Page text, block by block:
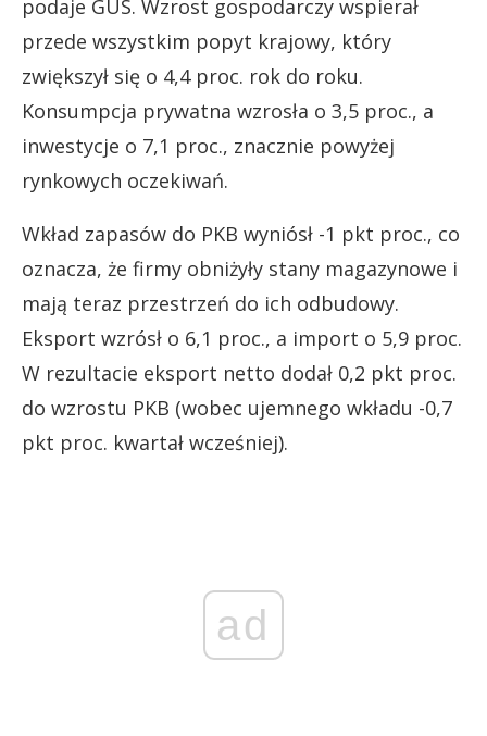
podaje GUS. Wzrost gospodarczy wspierał
przede wszystkim popyt krajowy, który
zwiększył się o 4,4 proc. rok do roku.
Konsumpcja prywatna wzrosła o 3,5 proc., a
inwestycje o 7,1 proc., znacznie powyżej
rynkowych oczekiwań.
Wkład zapasów do PKB wyniósł -1 pkt proc., co
oznacza, że firmy obniżyły stany magazynowe i
mają teraz przestrzeń do ich odbudowy.
Eksport wzrósł o 6,1 proc., a import o 5,9 proc.
W rezultacie eksport netto dodał 0,2 pkt proc.
do wzrostu PKB (wobec ujemnego wkładu -0,7
pkt proc. kwartał wcześniej).
ad